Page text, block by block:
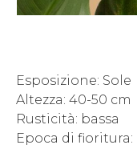
Esposizione: Sole
Altezza: 40-50 cm
Rusticità: bassa
Epoca di